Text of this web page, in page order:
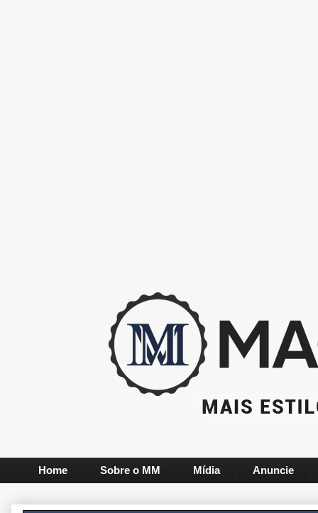
Home Sobre o MM Mídia Anuncie